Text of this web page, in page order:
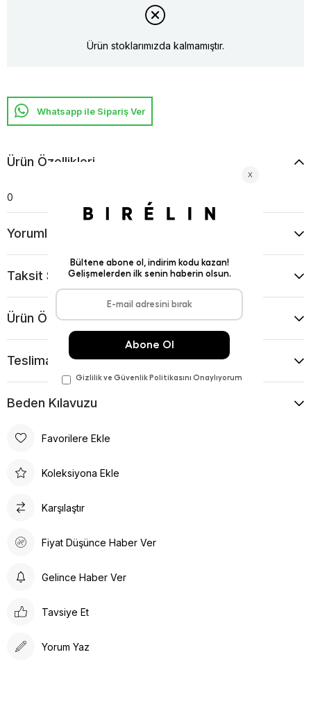
Ürün stoklarımızda kalmamıştır.
Whatsapp ile Sipariş Ver
Ürün Özellikleri
0
Yorumlar
Taksit Seçenekleri
Ürün Önerileri
Teslimat Ve İade Koşulları
Beden Kılavuzu
Favorilere Ekle
Koleksiyona Ekle
Karşılaştır
Fiyat Düşünce Haber Ver
Gelince Haber Ver
Tavsiye Et
Yorum Yaz